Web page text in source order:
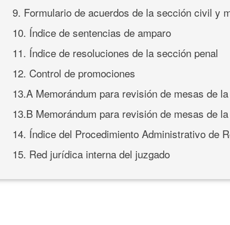
9. Formulario de acuerdos de la sección civil y
10. Índice de sentencias de amparo
11. Índice de resoluciones de la sección penal
12. Control de promociones
13.A Memorándum para revisión de mesas de
13.B Memorándum para revisión de mesas de
14. Índice del Procedimiento Administrativo de
15. Red jurídica interna del juzgado